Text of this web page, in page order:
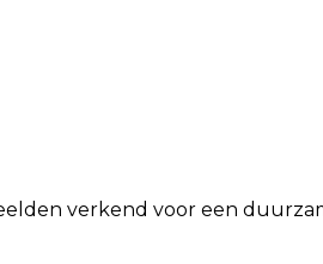
verkend voor een